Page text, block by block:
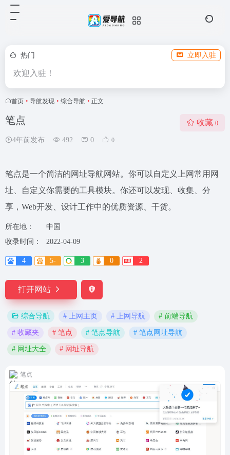
热门 立即入驻
欢迎入驻！
首页 • 导航发现 • 综合导航 • 正文
笔点
4年前发布 492 0 0
收藏 0
笔点是一个简洁的网址导航网站。你可以自定义上网常用网
址、自定义你需要的工具模块。你还可以发现、收集、分
享，Web开发、设计工作中的优质资源、干货。
所在地：
中国
收录时间：
2022-04-09
4 5- 3 0 2
打开网站
综合导航 # 上网主页 # 上网导航 # 前端导航
# 收藏夹 # 笔点 # 笔点导航 # 笔点网址导航
# 网址大全 # 网址导航
笔点